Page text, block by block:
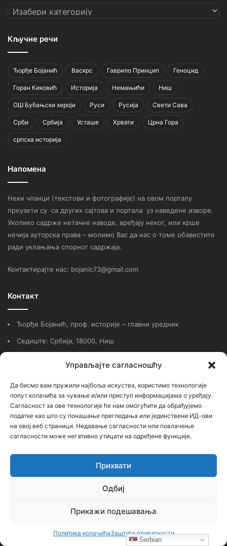
Управљајте сагласношћу
Да бисмо вам пружили најбоља искуства, користимо технологије
попут колачића за чување и/или приступ информацијама о уређају.
Сагласност за ове технологије ће нам омогућити да обрађујемо
податке као што су понашање прегледања или јединствени ИД-ови
на овој веб страници. Недавање сагласности или повлачење
сагласности може негативно утицати на одређене функције.
Прихвати
Одбиј
Прикажи подешавања
Политика колачићаЗаштита приватности
Категорије
Кључне речи
Ђорђе Бојанић Васкрс Гаврило Принцип Геноцид
Горан Киковић Историја Немањићи Ниш
ОШ Бубањски хероји Руси Русија Свети Сава
Срби Србија Усташе Хрвати Црна Гора
српска историја
Напомена
Неки чланци (текстови и фотографије) на овом порталу
преузети су са других сајтова и портала уз наведене изворе.
Уколико садрже нетачне наводе, вређају неког, или крше
нечија ауторска права – молимо Вас да нас о томе обавестите
ради уклањања спорног садржаја.
Контактирајте нас: bojanic73@gmail.com
Контакт
Ђорђе Бојанић, проф. историје – главни уредник
Седиште: Србија, 18000, Ниш
администратор – bojanic73@gmail.com
…
Сајт није под финансијским, политичким и идеолошким
Пријавите се на наш бесплатни Билтен (newsletter)
Serbian